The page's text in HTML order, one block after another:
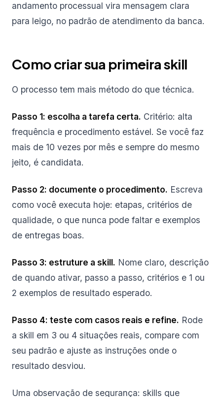
andamento processual vira mensagem clara
para leigo, no padrão de atendimento da banca.
Como criar sua primeira skill
O processo tem mais método do que técnica.
Passo 1: escolha a tarefa certa. Critério: alta
frequência e procedimento estável. Se você faz
mais de 10 vezes por mês e sempre do mesmo
jeito, é candidata.
Passo 2: documente o procedimento. Escreva
como você executa hoje: etapas, critérios de
qualidade, o que nunca pode faltar e exemplos
de entregas boas.
Passo 3: estruture a skill. Nome claro, descrição
de quando ativar, passo a passo, critérios e 1 ou
2 exemplos de resultado esperado.
Passo 4: teste com casos reais e refine. Rode
a skill em 3 ou 4 situações reais, compare com
seu padrão e ajuste as instruções onde o
resultado desviou.
Uma observação de segurança: skills que